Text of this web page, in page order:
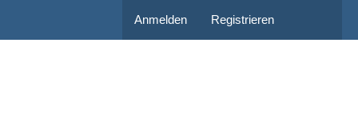
Anmelden Registrieren